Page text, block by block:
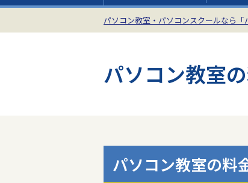
パソコン教室・パソコンスクールなら「
パソコン教室
パソコン教室の料